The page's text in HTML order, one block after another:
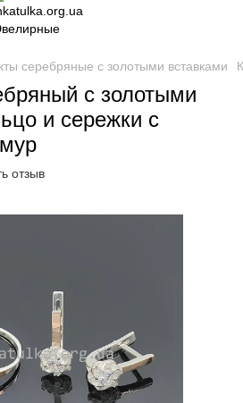
серебряные с золотыми вставками
с золотыми
и сережки с
отзыв